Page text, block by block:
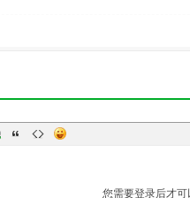
您需要登录后才可